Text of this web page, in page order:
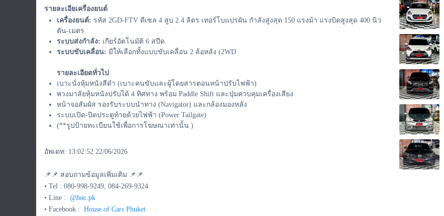
รายละเอียเครื่องยนต์
เครื่องยนต์: รหัส 2GD-FTV ดีเซล 4 สูบ 2.4 ลิตร เทอร์โบแปรผัน กำลังสูงสุด 150 แรงม้า แรงบิดสูงสุด 400 นิว
ตัน-เมตร
ระบบส่งกำลัง: เกียร์อัตโนมัติ 6 สปีด
ระบบขับเคลื่อน: มีให้เลือกทั้งแบบขับเคลื่อน 2 ล้อหลัง (2WD
รายละเอียดทั่วไป
เบาะนั่งหุ้มหนังสีดำ (เบาะคนขับและผู้โดยสารตอนหน้าปรับไฟฟ้า)
พวงมาลัยหุ้มหนังปรับได้ 4 ทิศทาง พร้อม Paddle Shift และปุ่มควบคุมเครื่องเสียง
หน้าจอสัมผัส รองรับระบบนำทาง (Navigator) และกล้องมองหลัง
ระบบเปิด-ปิดประตูท้ายด้วยไฟฟ้า (Power Tailgate)
(**รูปป้ายทะเบียนใช้เพื่อการโฆษณาเท่านั้น )
อัพเดท: 13:02:52 22/06/2026
📌📌 สอบถามข้อมูลเพิ่มเติม 📌📌
• Tel : 080-998-9249, 084-269-9324
• Line : @hoc.pk
• Facebook : House of Cars Phuket